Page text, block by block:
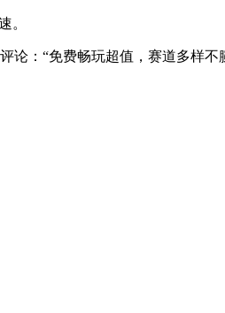
。
：“免费畅玩超值，赛道多样